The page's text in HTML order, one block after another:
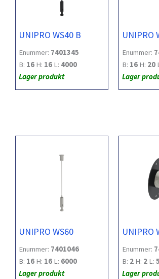
UNIPRO WS40 B
Enummer: 7401345
B: 16 H: 16 L: 4000
Lager produkt
UNIPRO
Enummer:
B: 16 H: 20
Lager
UNIPRO WS60
Enummer: 7401046
B: 16 H: 16 L: 6000
Lager produkt
UNIPRO
Enummer:
B: 2 H: 2 L:
Lager